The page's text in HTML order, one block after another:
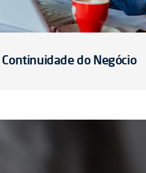
do Negócio